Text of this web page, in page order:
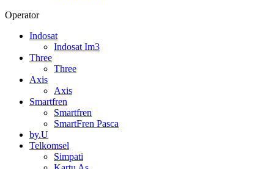
Operator
Indosat
Indosat Im3
Three
Three
Axis
Axis
Smartfren
Smartfren
SmartFren Pasca
by.U
Telkomsel
Simpati